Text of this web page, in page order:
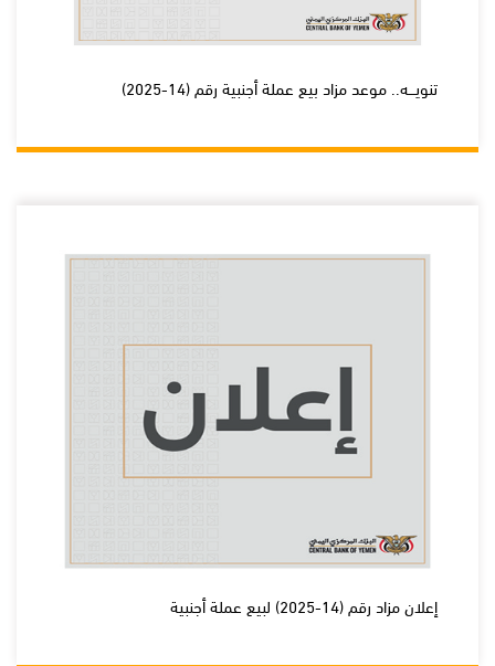
تنويـــه.. موعد مزاد بيع عملة أجنبية رقم (14-2025)
إعلان مزاد رقم (14-2025) لبيع عملة أجنبية